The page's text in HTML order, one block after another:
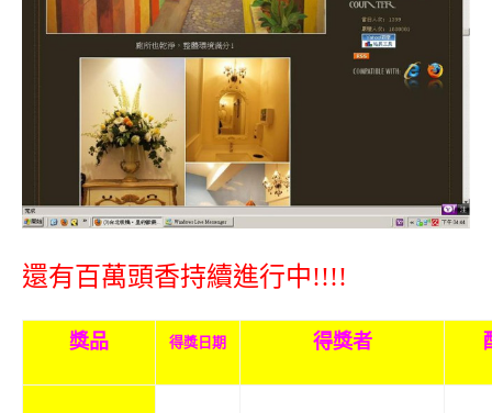
還有百萬頭香持續進行中!!!!
獎品 得獎日期 得獎者